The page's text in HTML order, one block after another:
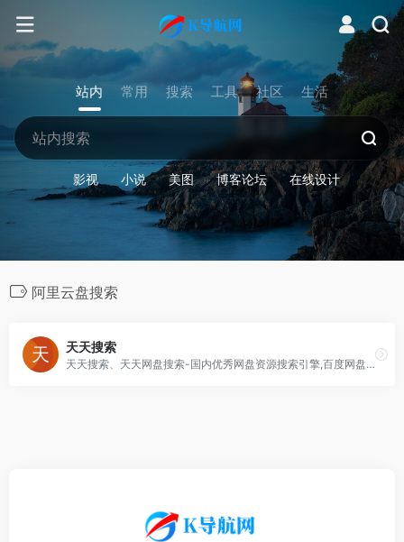
站内 常用 搜索 工具 社区 生活
影视 小说 美图 博客论坛 在线设计
阿里云盘搜索
天天搜索
天天搜索、天天网盘搜索-国内优秀网盘资源搜索引擎,百度网盘搜索,百度云搜索,支持百度网盘搜索,360云盘资源搜索,迅雷快传搜索,城通网盘搜索,华为DBank网盘